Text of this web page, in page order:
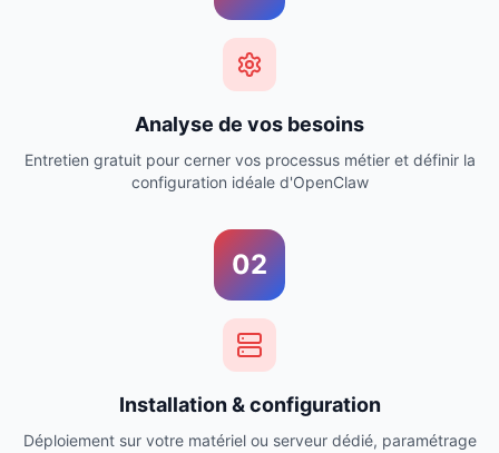
Analyse de vos besoins
Entretien gratuit pour cerner vos processus métier et définir la
configuration idéale d'OpenClaw
02
Installation & configuration
Déploiement sur votre matériel ou serveur dédié, paramétrage